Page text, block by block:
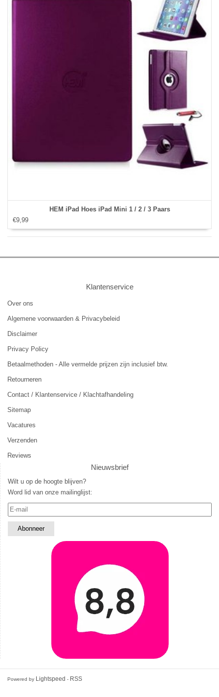
HEM iPad Hoes iPad Mini 1 / 2 / 3 Paars
€9,99
Klantenservice
Over ons
Algemene voorwaarden & Privacybeleid
Disclaimer
Privacy Policy
Betaalmethoden - Alle vermelde prijzen zijn inclusief btw.
Retourneren
Contact / Klantenservice / Klachtafhandeling
Sitemap
Vacatures
Verzenden
Reviews
Nieuwsbrief
Wilt u op de hoogte blijven?
Word lid van onze mailinglijst:
Powered by Lightspeed - RSS